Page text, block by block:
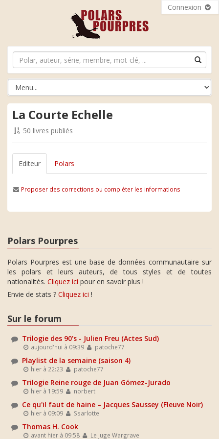
Connexion
La Courte Echelle
50 livres publiés
Editeur Polars
Proposer des corrections ou compléter les informations
Polars Pourpres
Polars Pourpres est une base de données communautaire sur
les polars et leurs auteurs, de tous styles et de toutes
nationalités. Cliquez ici pour en savoir plus !
Envie de stats ? Cliquez ici !
Sur le forum
Trilogie des 90's - Julien Freu (Actes Sud)
aujourd'hui à 09:39 patoche77
Playlist de la semaine (saison 4)
hier à 22:23 patoche77
Trilogie Reine rouge de Juan Gómez-Jurado
hier à 19:59 norbert
Ce qu'il faut de haine – Jacques Saussey (Fleuve Noir)
hier à 09:09 Ssarlotte
Thomas H. Cook
avant hier à 09:58 Le Juge Wargrave